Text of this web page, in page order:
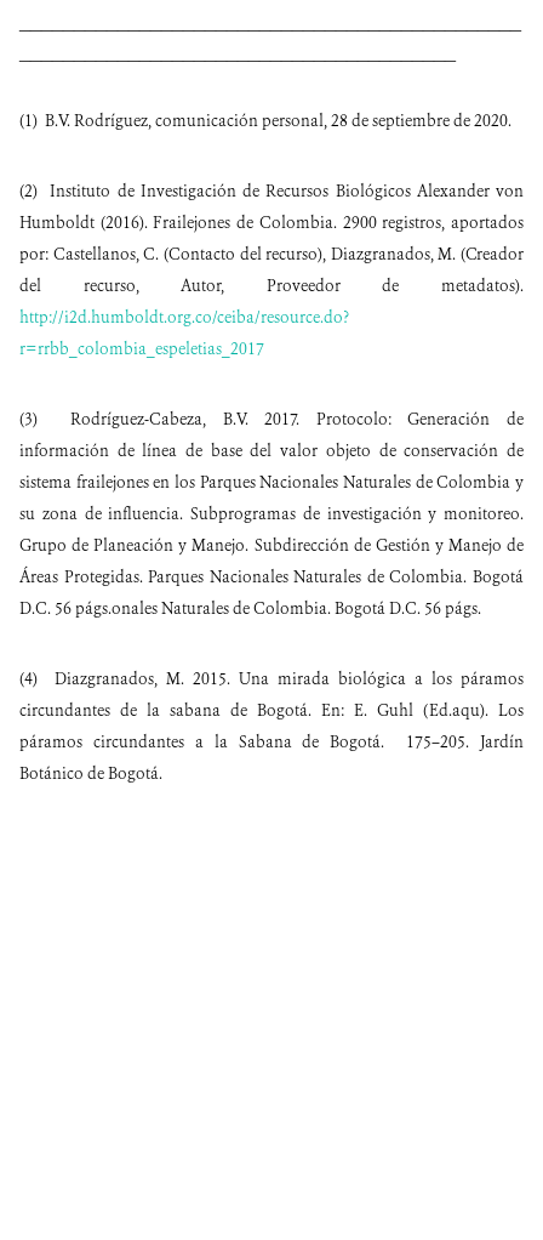
(1) B.V. Rodríguez, comunicación personal, 28 de septiembre de 2020.
(2) Instituto de Investigación de Recursos Biológicos Alexander von
Humboldt (2016). Frailejones de Colombia. 2900 registros, aportados
por: Castellanos, C. (Contacto del recurso), Diazgranados, M. (Creador
del recurso, Autor, Proveedor de metadatos).
http://i2d.humboldt.org.co/ceiba/resource.do?
r=rrbb_colombia_espeletias_2017
(3) Rodríguez-Cabeza, B.V. 2017. Protocolo: Generación de
información de línea de base del valor objeto de conservación de
sistema frailejones en los Parques Nacionales Naturales de Colombia y
su zona de influencia. Subprogramas de investigación y monitoreo.
Grupo de Planeación y Manejo. Subdirección de Gestión y Manejo de
Áreas Protegidas. Parques Nacionales Naturales de Colombia. Bogotá
D.C. 56 págs.onales Naturales de Colombia. Bogotá D.C. 56 págs.
(4) Diazgranados, M. 2015. Una mirada biológica a los páramos
circundantes de la sabana de Bogotá. En: E. Guhl (Ed.aqu). Los
páramos circundantes a la Sabana de Bogotá. 175–205. Jardín
Botánico de Bogotá.